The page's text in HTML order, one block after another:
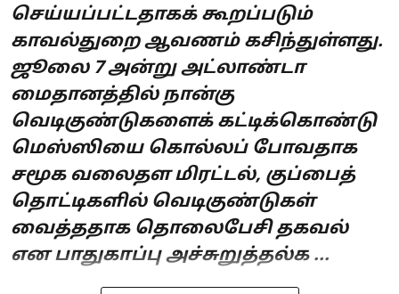
செய்யப்பட்டதாகக் கூறப்படும்
காவல்துறை ஆவணம் கசிந்துள்ளது.
ஜூலை 7 அன்று அட்லாண்டா
மைதானத்தில் நான்கு
வெடிகுண்டுகளைக் கட்டிக்கொண்டு
மெஸ்ஸியை கொல்லப் போவதாக
சமூக வலைதள மிரட்டல், குப்பைத்
தொட்டிகளில் வெடிகுண்டுகள்
வைத்ததாக தொலைபேசி தகவல்
என பாதுகாப்பு அச்சுறுத்தல்க ...